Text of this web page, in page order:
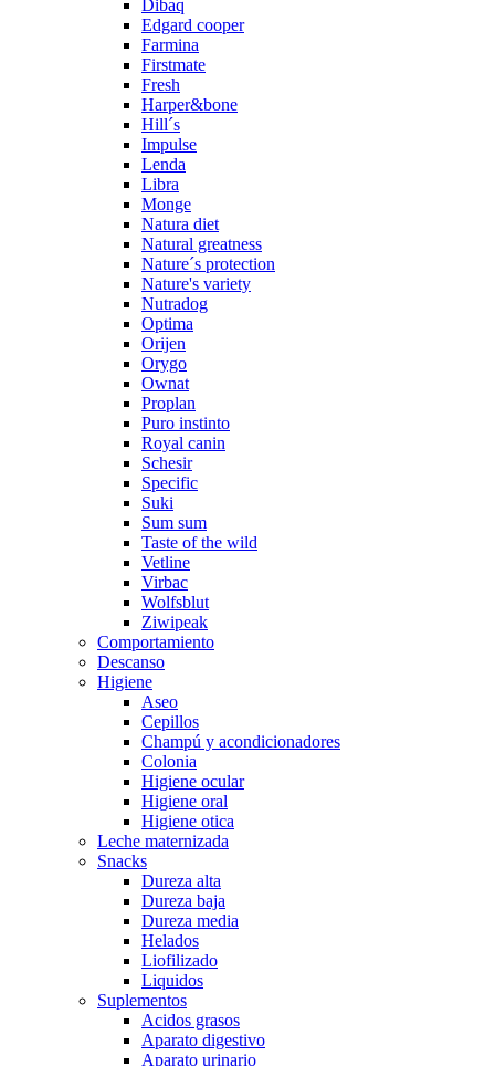
Dibaq
Edgard cooper
Farmina
Firstmate
Fresh
Harper&bone
Hill´s
Impulse
Lenda
Libra
Monge
Natura diet
Natural greatness
Nature´s protection
Nature's variety
Nutradog
Optima
Orijen
Orygo
Ownat
Proplan
Puro instinto
Royal canin
Schesir
Specific
Suki
Sum sum
Taste of the wild
Vetline
Virbac
Wolfsblut
Ziwipeak
Comportamiento
Descanso
Higiene
Aseo
Cepillos
Champú y acondicionadores
Colonia
Higiene ocular
Higiene oral
Higiene otica
Leche maternizada
Snacks
Dureza alta
Dureza baja
Dureza media
Helados
Liofilizado
Liquidos
Suplementos
Acidos grasos
Aparato digestivo
Aparato urinario